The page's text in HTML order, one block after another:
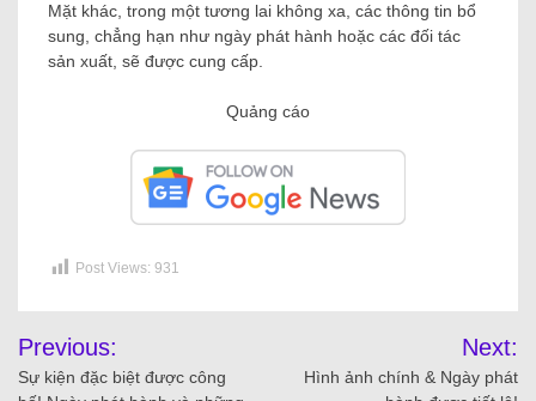
Mặt khác, trong một tương lai không xa, các thông tin bổ
sung, chẳng hạn như ngày phát hành hoặc các đối tác
sản xuất, sẽ được cung cấp.
Quảng cáo
Post Views: 931
Previous:
Sự kiện đặc biệt được công
Next:
Hình ảnh chính & Ngày phát